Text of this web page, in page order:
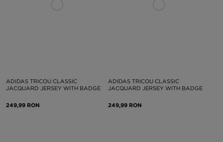
ADIDAS TRICOU CLASSIC
JACQUARD JERSEY WITH BADGE
249,99 RON
ADIDAS TRICOU CLASSIC
JACQUARD JERSEY WITH BADGE
249,99 RON